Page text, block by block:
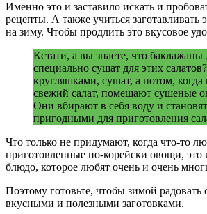
Именно это и заставило искать и
рецепты. А также учиться заготавливать
на зиму. Чтобы продлить это вкусовое
Кстати, а вы знаете, что баклажаны
специально сушат для этих
кругляшками, сушат, а потом, когда
свежий салат, помещают сушеные
Они вбирают в себя воду и
пригодными для приготовления
Что только не придумают, когда что-то
приготовленные по-корейски овощи, это
блюдо, которое любят очень и очень
Поэтому готовьте, чтобы зимой
вкусными и полезными заготовками.